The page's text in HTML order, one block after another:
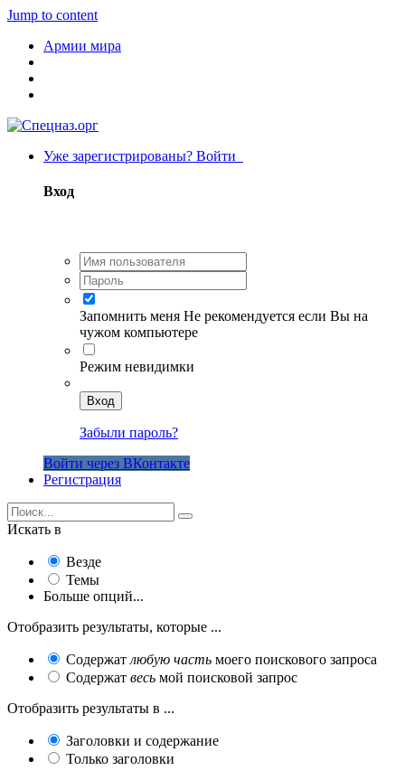
Jump to content
Армии мира
Уже зарегистрированы? Войти
Вход
Запомнить меня Не рекомендуется если Вы на
чужом компьютере
Режим невидимки
Вход
Забыли пароль?
Войти через ВКонтакте
Регистрация
Искать в
Везде
Темы
Больше опций...
Отобразить результаты, которые ...
Содержат любую часть моего поискового запроса
Содержат весь мой поисковой запрос
Отобразить результаты в ...
Заголовки и содержание
Только заголовки